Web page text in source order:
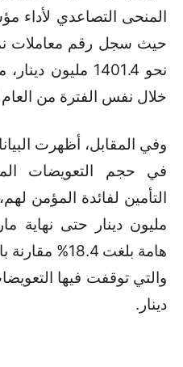
المنحى التصاعدي لأداء
خلال نفس الفترة من
وفي المقابل، أظهرت
في حجم التعويضات
دينار .